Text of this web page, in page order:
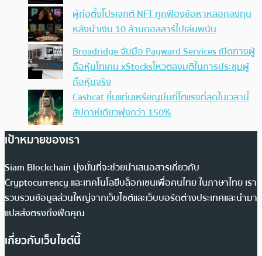
ผู้ก่อตั้งโปรเจกต์ NFT ถูกฟ้องข้อหาหลอกลงทุน
หลังนำเงิน 10 ล้านดอลลาร์ไปเล่นพนัน
Broadridge จับมือ Payward Services เปิดทางผู้
ถือหุ้นโทเคน xStocksโหวตลงมติในการประชุมผู้
ถือหุ้นจริง
Cashcat ขึ้นแท่นเหรียญมีมที่โตแรงที่สุดในเวลานี้
สัปดาห์เดียวพุ่งกว่า 150%
เป้าหมายของเรา
Siam Blockchain มุ่งมั่นที่จะช่วยนำเสนอสารเกี่ยวกับ
Cryptocurrency และเทคโนโลยีบล็อกเชนเพื่อคนไทย ในภาษาไทย เรา
รวบรวมข้อมูลส่วนใหญ่จากเว็บไซต์และเว็บบอร์ดต่างประเทศและนำมา
แปลส่งตรงถึงฟีดคุณ
เกี่ยวกับเว็บไซต์นี้